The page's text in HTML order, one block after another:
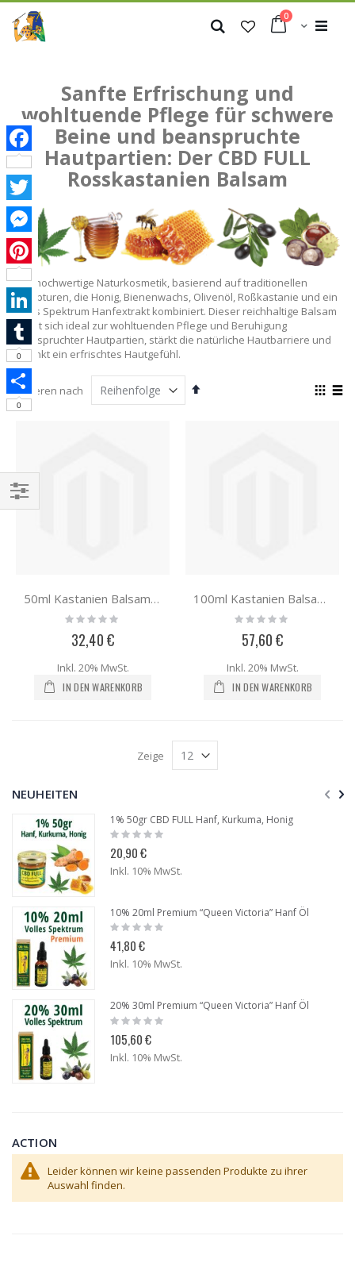
Zum
Inhalt
springen
Cart
0Artikel
Suche
Facebook
Twitter
Messenger
LinkedIn
Tumblr
0
Share
0
Sanfte Erfrischung und
wohltuende Pflege für schwere
Beine und beanspruchte
Hautpartien: Der CBD FULL
Rosskastanien Balsam
Eine hochwertige Naturkosmetik, basierend auf traditionellen
Rezepturen, die Honig, Bienenwachs, Olivenöl, Roßkastanie und ein
volles Spektrum Hanfextrakt kombiniert. Dieser reichhaltige Balsam
eignet sich ideal zur wohltuenden Pflege und Beruhigung
beanspruchter Hautpartien, stärkt die natürliche Hautbarriere und
schenkt ein erfrischtes Hautgefühl.
Sortieren nach
Absteigend
50ml Kastanien Balsam CBD FULL
Rating:
32,40 €
Inkl. 20% MwSt.
IN DEN WARENKORB
100ml Kastanien Balsam CBD FULL
Rating:
57,60 €
Inkl. 20% MwSt.
IN DEN WARENKORB
Zeige
Einkaufsoptionen
NEUHEITEN
1% 50gr CBD FULL Hanf, Kurkuma, Honig
Rating:
0%
20,90 €
Inkl. 10% MwSt.
10% 20ml Premium “Queen Victoria” Hanf Öl
Rating:
41,80 €
Inkl. 10% MwSt.
20% 30ml Premium “Queen Victoria” Hanf Öl
Rating:
0%
105,60 €
Inkl. 10% MwSt.
ACTION
Leider können wir keine passenden Produkte zu ihrer
Auswahl finden.